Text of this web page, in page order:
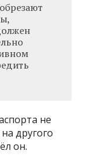
не
другого
он.